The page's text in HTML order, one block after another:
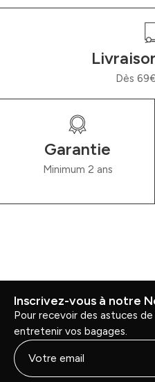
Dès
Garantie
Minimum 2 ans
Inscrivez-vous à notre
Pour recevoir des astuces
entretenir vos bagages.